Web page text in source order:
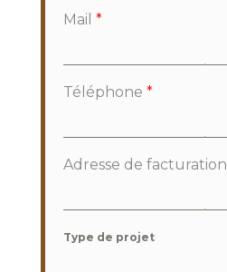
Mail *
Téléphone *
Adresse de facturation
Type de projet